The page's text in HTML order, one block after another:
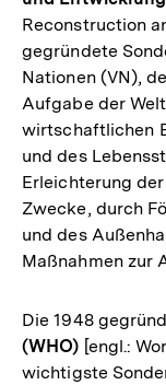
Reconstruction
gegründete
Nationen (VN),
Aufgabe der
wirtschaftlichen
und des
Erleichterung
Zwecke, durch
und des
Maßnahmen zur
Die 1948
(WHO) [engl.:
wichtigste